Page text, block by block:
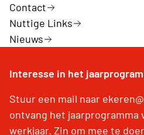
Contact
Nuttige Links
Nieuws
Interesse in het
Stuur een mail naar
ontvang het jaarprogramma
werkjaar. Zin om mee te